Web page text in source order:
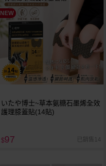
NEW
いたや博士~草本氨糖石墨烯全效
護理膝蓋貼(14貼)
$97 已銷售14